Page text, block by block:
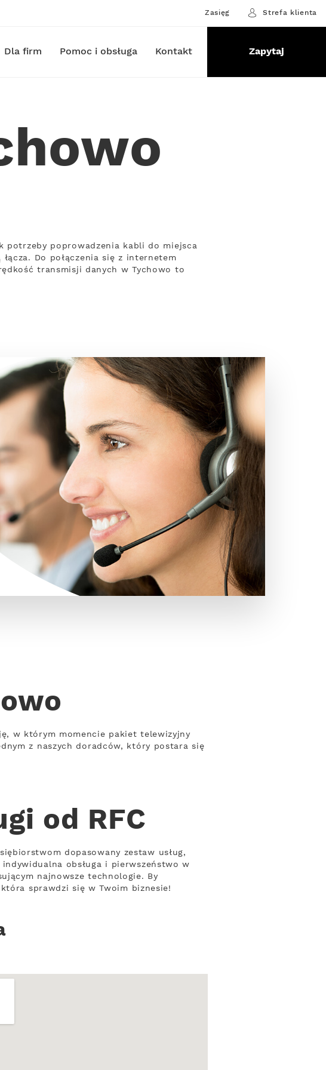
Zasięg Strefa klienta
Dla firm Pomoc i obsługa Kontakt Zapytaj
potrzeby poprowadzenia kabli do miejsca
Do połączenia się z internetem
transmisji danych w Tychowo to
w którym momencie pakiet telewizyjny
z naszych doradców, który postara się
od RFC
dopasowany zestaw usług,
obsługa i pierwszeństwo w
najnowsze technologie. By
sprawdzi się w Twoim biznesie!